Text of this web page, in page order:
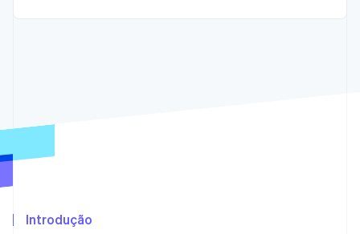
Stripe Sessions 2026
Introdução